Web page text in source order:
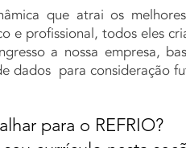
que atrai os
e profissional, todos eles
a nossa empresa,
dados para consideração
para o REFRIO?